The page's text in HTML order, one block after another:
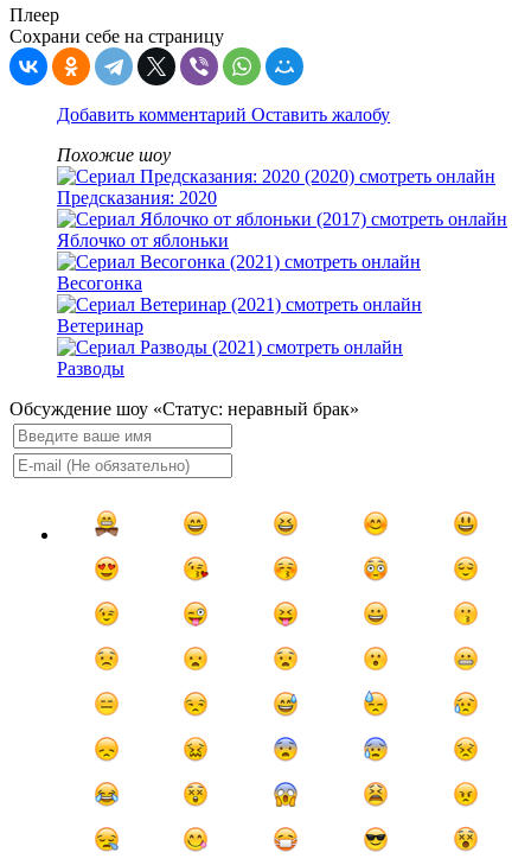
Плеер
Сохрани себе на страницу
Добавить комментарий Оставить жалобу
Похожие шоу
Предсказания: 2020
Яблочко от яблоньки
Весогонка
Ветеринар
Разводы
Обсуждение шоу «Статус: неравный брак»